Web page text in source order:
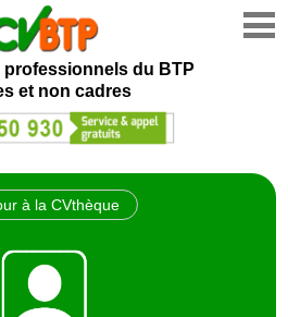
professionnels du BTP
et non cadres
à la CVthèque